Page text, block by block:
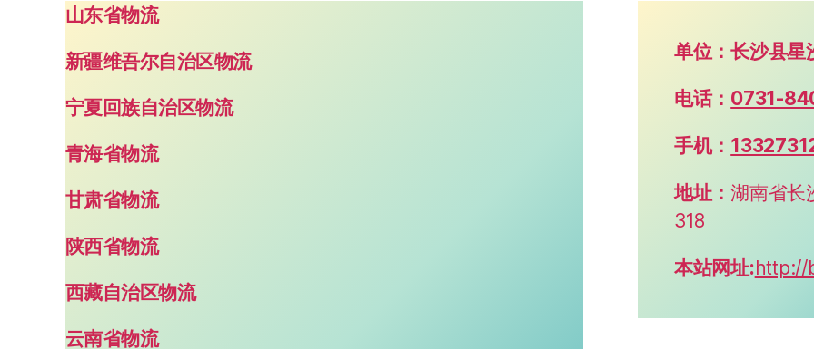
山东省物流
新疆维吾尔自治区物流
宁夏回族自治区物流
青海省物流
甘肃省物流
陕西省物流
西藏自治区物流
云南省物流
单位：长沙县星
电话： 0731-
手机：
地址：湖南省长
318
本站网址:http://